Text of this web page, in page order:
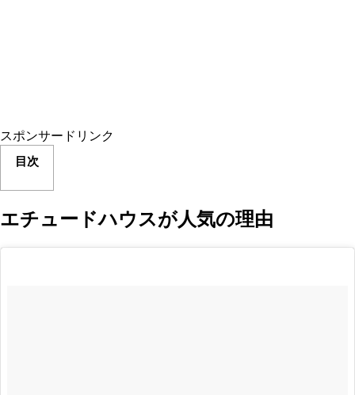
スポンサードリンク
目次
エチュードハウスが人気の理由